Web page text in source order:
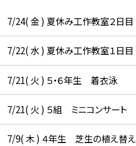
7/24( 金 ) 夏休み工作教室２日目
7/22( 水 ) 夏休み工作教室１日目
7/21( 火 ) ５・６年生 着衣泳
7/21( 火 ) ５組 ミニコンサート
7/9( 木 ) ４年生 芝生の植え替え